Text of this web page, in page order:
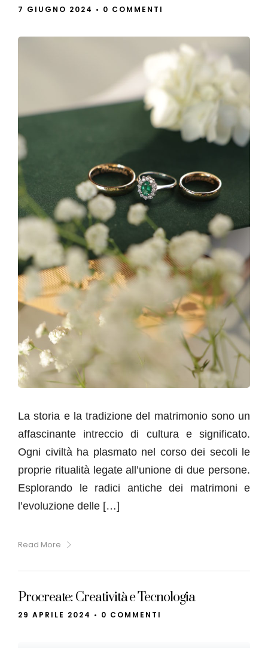
7 GIUGNO 2024 • 0 COMMENTI
La storia e la tradizione del matrimonio sono un
affascinante intreccio di cultura e significato.
Ogni civiltà ha plasmato nel corso dei secoli le
proprie ritualità legate all’unione di due persone.
Esplorando le radici antiche dei matrimoni e
l’evoluzione delle […]
Read More
Procreate: Creatività e Tecnologia
29 APRILE 2024 • 0 COMMENTI